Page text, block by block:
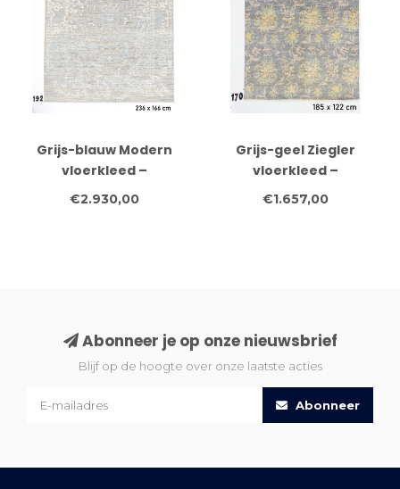
Grijs-blauw Modern
vloerkleed –
handgeknoopt wollen
€2.930,00
Grijs-geel Ziegler
vloerkleed –
handgeknoopt wollen
€1.657,00
Abonneer je op onze nieuwsbrief
Blijf op de hoogte over onze laatste acties
Abonneer